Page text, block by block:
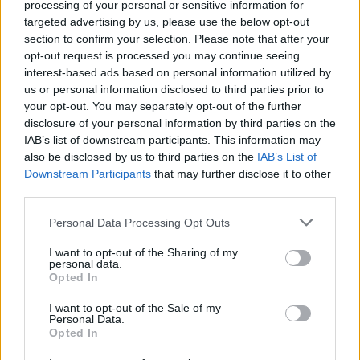
processing of your personal or sensitive information for
targeted advertising by us, please use the below opt-out
section to confirm your selection. Please note that after your
opt-out request is processed you may continue seeing
interest-based ads based on personal information utilized by
us or personal information disclosed to third parties prior to
your opt-out. You may separately opt-out of the further
disclosure of your personal information by third parties on the
IAB’s list of downstream participants. This information may
also be disclosed by us to third parties on the IAB’s List of
Downstream Participants that may further disclose it to other
Personal Data Processing Opt Outs
I want to opt-out of the Sharing of my
personal data.
Opted In
I want to opt-out of the Sale of my
Personal Data.
Opted In
Richter topik
2026. 05. 21. 17:11
#177391
Mi volt itt a végén? Tud valaki valamit?
Richter topik
2026. 05. 18. 14:05
#177374
Mire szamitotok? Lesz osztalekrally? 2 hét és fizeti a kb 5%-os
osztit a cég…
#177365
Szerinted Farkasfu pingvinjei visszatérnek meg? Esetleg nincs tőle
Te hogy látod? 14k meglehet idén meg?